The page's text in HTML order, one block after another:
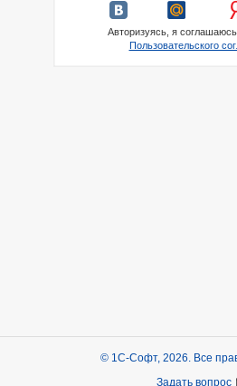
Авторизуясь, я
Пользовательского
© 1С-Софт, 2026. Все
Задать вопрос